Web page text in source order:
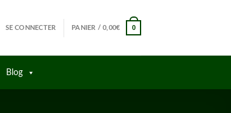
SE CONNECTER PANIER /0,00€ 0
Blog